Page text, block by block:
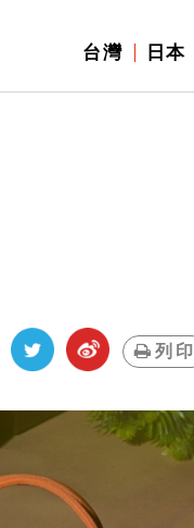
台灣 日本
列印